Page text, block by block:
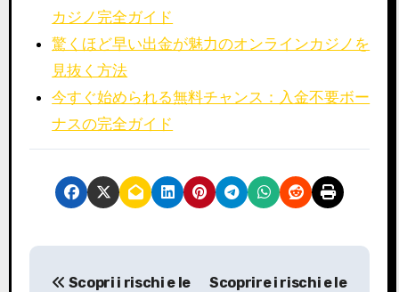
カジノ完全ガイド
驚くほど早い出金が魅力のオンラインカジノを
見抜く方法
今すぐ始められる無料チャンス：入金不要ボー
ナスの完全ガイド
P
Scopri i rischi e le
Scoprire i rischi e le